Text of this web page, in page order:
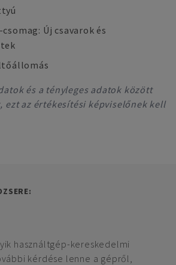
Új csavarok és
és a tényleges adatok között
ezt az értékesítési képviselőnek kell
használtgép-kereskedelmi
kérdése lenne a gépről,